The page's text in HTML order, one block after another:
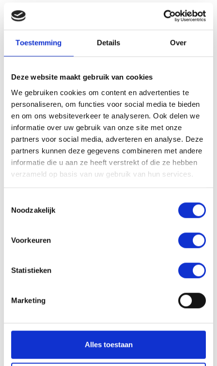
Toestemming Details Over
Deze website maakt gebruik van cookies
We gebruiken cookies om content en advertenties te
personaliseren, om functies voor social media te bieden
en om ons websiteverkeer te analyseren. Ook delen we
informatie over uw gebruik van onze site met onze
partners voor social media, adverteren en analyse. Deze
partners kunnen deze gegevens combineren met andere
informatie die u aan ze heeft verstrekt of die ze hebben
verzameld op basis van uw gebruik van hun services.
Noodzakelijk
Voorkeuren
Statistieken
Marketing
Alles toestaan
Volgens Stimenz is die aanpak juist nu van grote
waarde. De druk op welzijn, zorg en preventie neemt
toe, terwijl oplossingen steeds vaker liggen in
Afgelopen jaar zette Stimenz dan ook belangrijke
stappen in regionale samenwerking, innovatie en de
positionering van welzijn en preventie.
“Ik ben trots op de manier waarop onze medewerkers
en vrijwilligers zich iedere dag inzetten,” aldus
directeur bestuurder Marian Kemper. “Met
beleid en maatschappelijke opgaven naar concrete
ondersteuning die echt het verschil maakt. Die inzet
en betrokkenheid zijn van onschatbare waarde.”
flexibiliteit en doorzettingsvermogen – kwaliteiten
organisatie. Door samen te werken met inwoners,
vrijwilligers, professionals en partners blijft Stimenz